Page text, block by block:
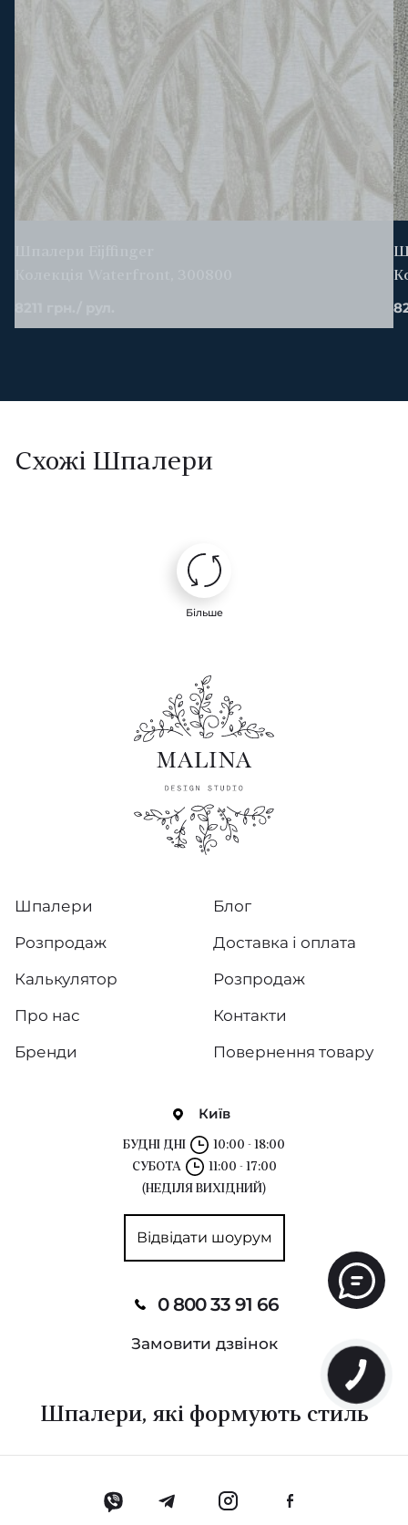
Схожі Шпалери
Більше
Київ
БУДНІ ДНІ
10:00 - 18:00
СУБОТА
11:00 - 17:00
(НЕДІЛЯ ВИХІДНИЙ)
Відвідати шоурум
0 800 33 91 66
Замовити дзвінок
Шпалери
Розпродаж
Калькулятор
Про нас
Бренди
Блог
Доставка і оплата
Розпродаж
Контакти
Повернення товару
Шпалери, які формують стиль